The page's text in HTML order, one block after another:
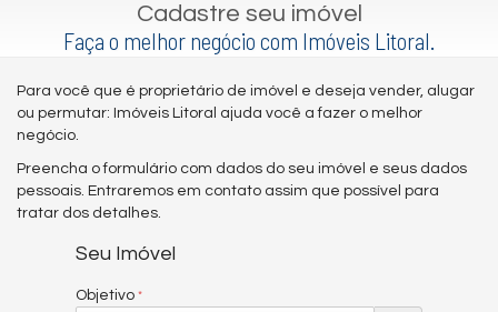
Cadastre seu imóvel
Faça o melhor negócio com Imóveis Litoral.
Para você que é proprietário de imóvel e deseja vender, alugar
ou permutar: Imóveis Litoral ajuda você a fazer o melhor
negócio.
Preencha o formulário com dados do seu imóvel e seus dados
pessoais. Entraremos em contato assim que possível para
tratar dos detalhes.
Seu Imóvel
Objetivo